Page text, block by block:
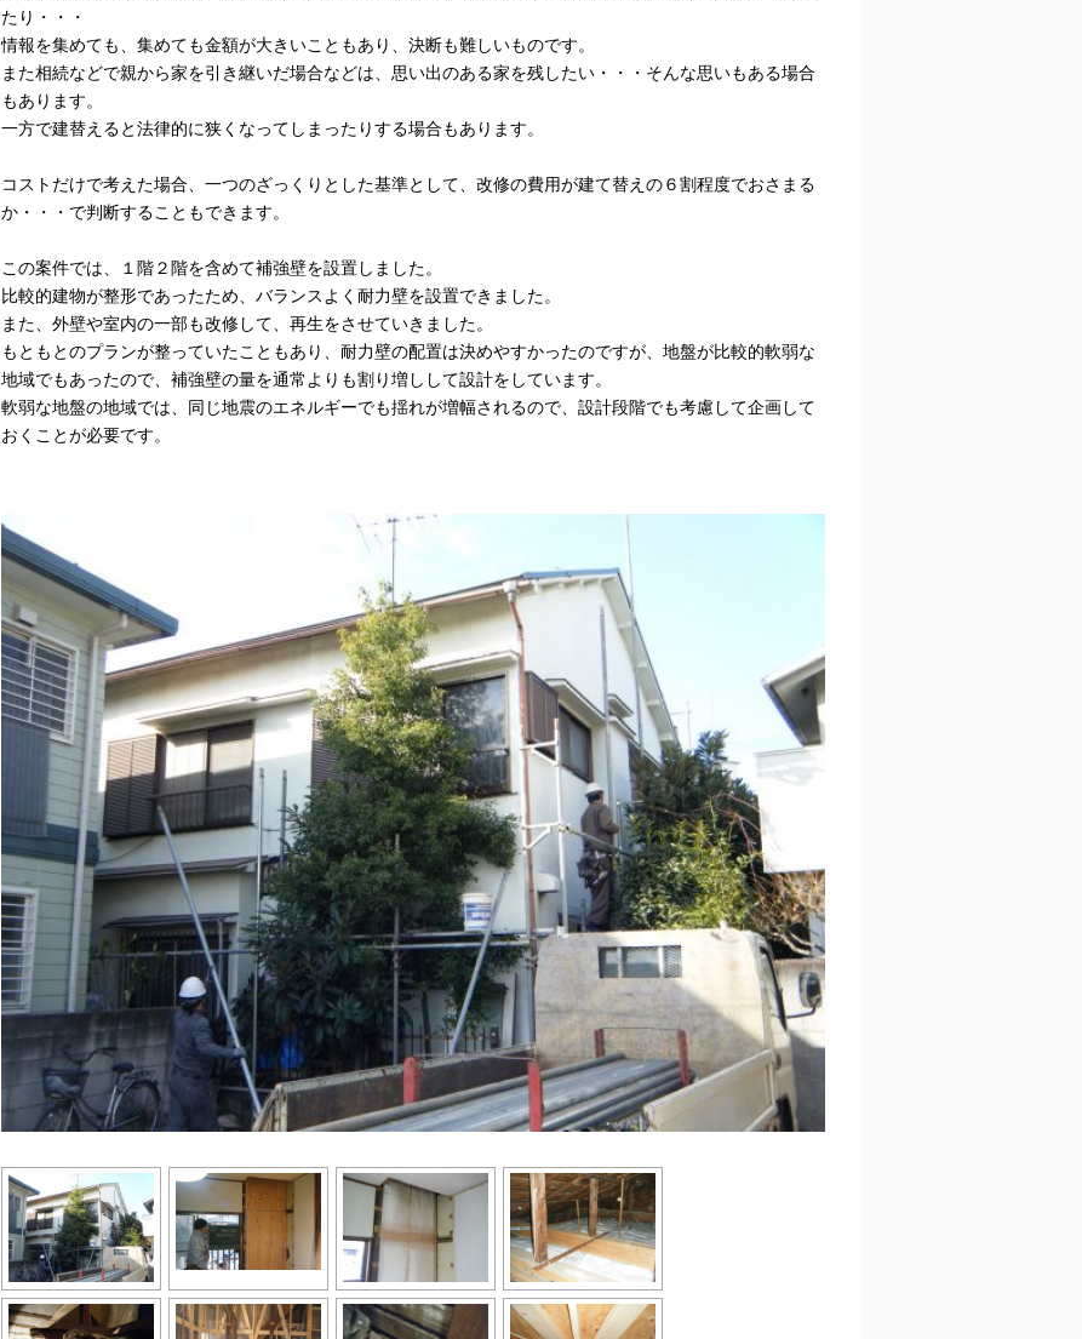
たり・・・
情報を集めても、集めても金額が大きいこともあり、決断も難しいものです。
また相続などで親から家を引き継いだ場合などは、思い出のある家を残したい・・・そんな思いもある場合
もあります。
一方で建替えると法律的に狭くなってしまったりする場合もあります。
コストだけで考えた場合、一つのざっくりとした基準として、改修の費用が建て替えの６割程度でおさまる
か・・・で判断することもできます。
この案件では、１階２階を含めて補強壁を設置しました。
比較的建物が整形であったため、バランスよく耐力壁を設置できました。
また、外壁や室内の一部も改修して、再生をさせていきました。
もともとのプランが整っていたこともあり、耐力壁の配置は決めやすかったのですが、地盤が比較的軟弱な
地域でもあったので、補強壁の量を通常よりも割り増しして設計をしています。
軟弱な地盤の地域では、同じ地震のエネルギーでも揺れが増幅されるので、設計段階でも考慮して企画して
おくことが必要です。